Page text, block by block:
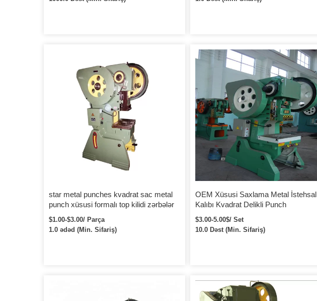
star metal punches kvadrat sac metal
punch xüsusi formalı top kilidi zərbələr
$1.00-$3.00/ Parça
1.0 ədəd (Min. Sifariş)
OEM Xüsusi Saxlama Metal İstehsal
Kalıbı Kvadrat Delikli Punch
$3.00-5.00$/ Set
10.0 Dəst (Min. Sifariş)